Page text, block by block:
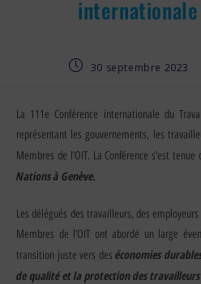
30 septembre 2023
La 111e Conférence internationale du
représentant les gouvernements, les
Membres de l’OIT. La Conférence s’est tenue
Nations à Genève.
Les délégués des travailleurs, des
Membres de l’OIT ont abordé un large
transition juste vers deséconomies
de qualité et la protection des travailleurs